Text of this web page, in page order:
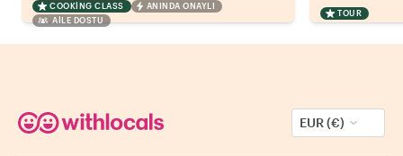
COOKING CLASS
ANINDA ONAYLI
AILE DOSTU
TOUR
EUR (€)